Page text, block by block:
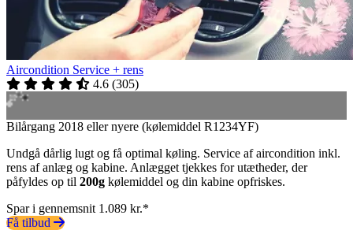
Aircondition Service + rens
4.6 (305)
Bilårgang 2018 eller nyere (kølemiddel R1234YF)
Undgå dårlig lugt og få optimal køling. Service af aircondition inkl.
rens af anlæg og kabine. Anlægget tjekkes for utætheder, der
påfyldes op til 200g kølemiddel og din kabine opfriskes.
Spar i gennemsnit 1.089 kr.*
Få tilbud